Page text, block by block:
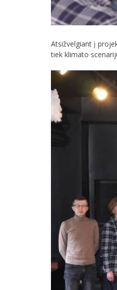
Atsižvelgiant į
tiek klimato